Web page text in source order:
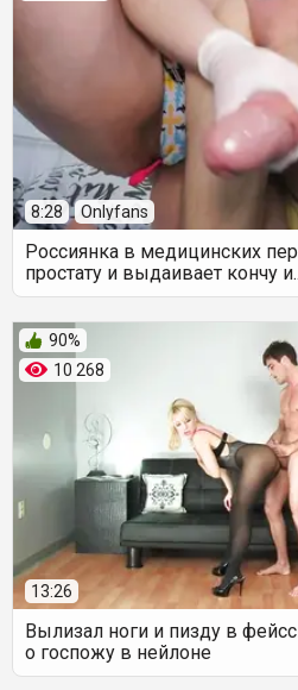
8:28 Onlyfans
Россиянка в медицинских
простату и выдаивает кончу
10 268
90%
13:26
Вылизал ноги и пизду в
о госпожу в нейлоне